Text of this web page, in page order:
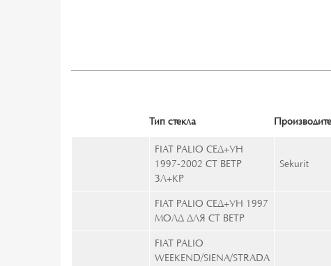
Тип стекла
FIAT PALIO СЕД+УН
1997-2002 СТ ВЕТР
ЗЛ+КР
Sekurit
FIAT PALIO СЕД+УН 1997
МОЛД ДЛЯ СТ ВЕТР
FIAT PALIO
WEEKEND/SIENA/STRADA